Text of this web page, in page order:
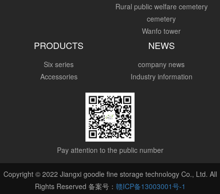
Rural public welfare cemetery
cemetery
Wanfo tower
PRODUCTS
Six series
Accessories
NEWS
company news
Industry information
Pay attention to the public number
Copyright © 2022 Jiangxi goodle fine storage technology Co., Ltd. All
Rights Reserved 备案号： 赣ICP备13003001号-1